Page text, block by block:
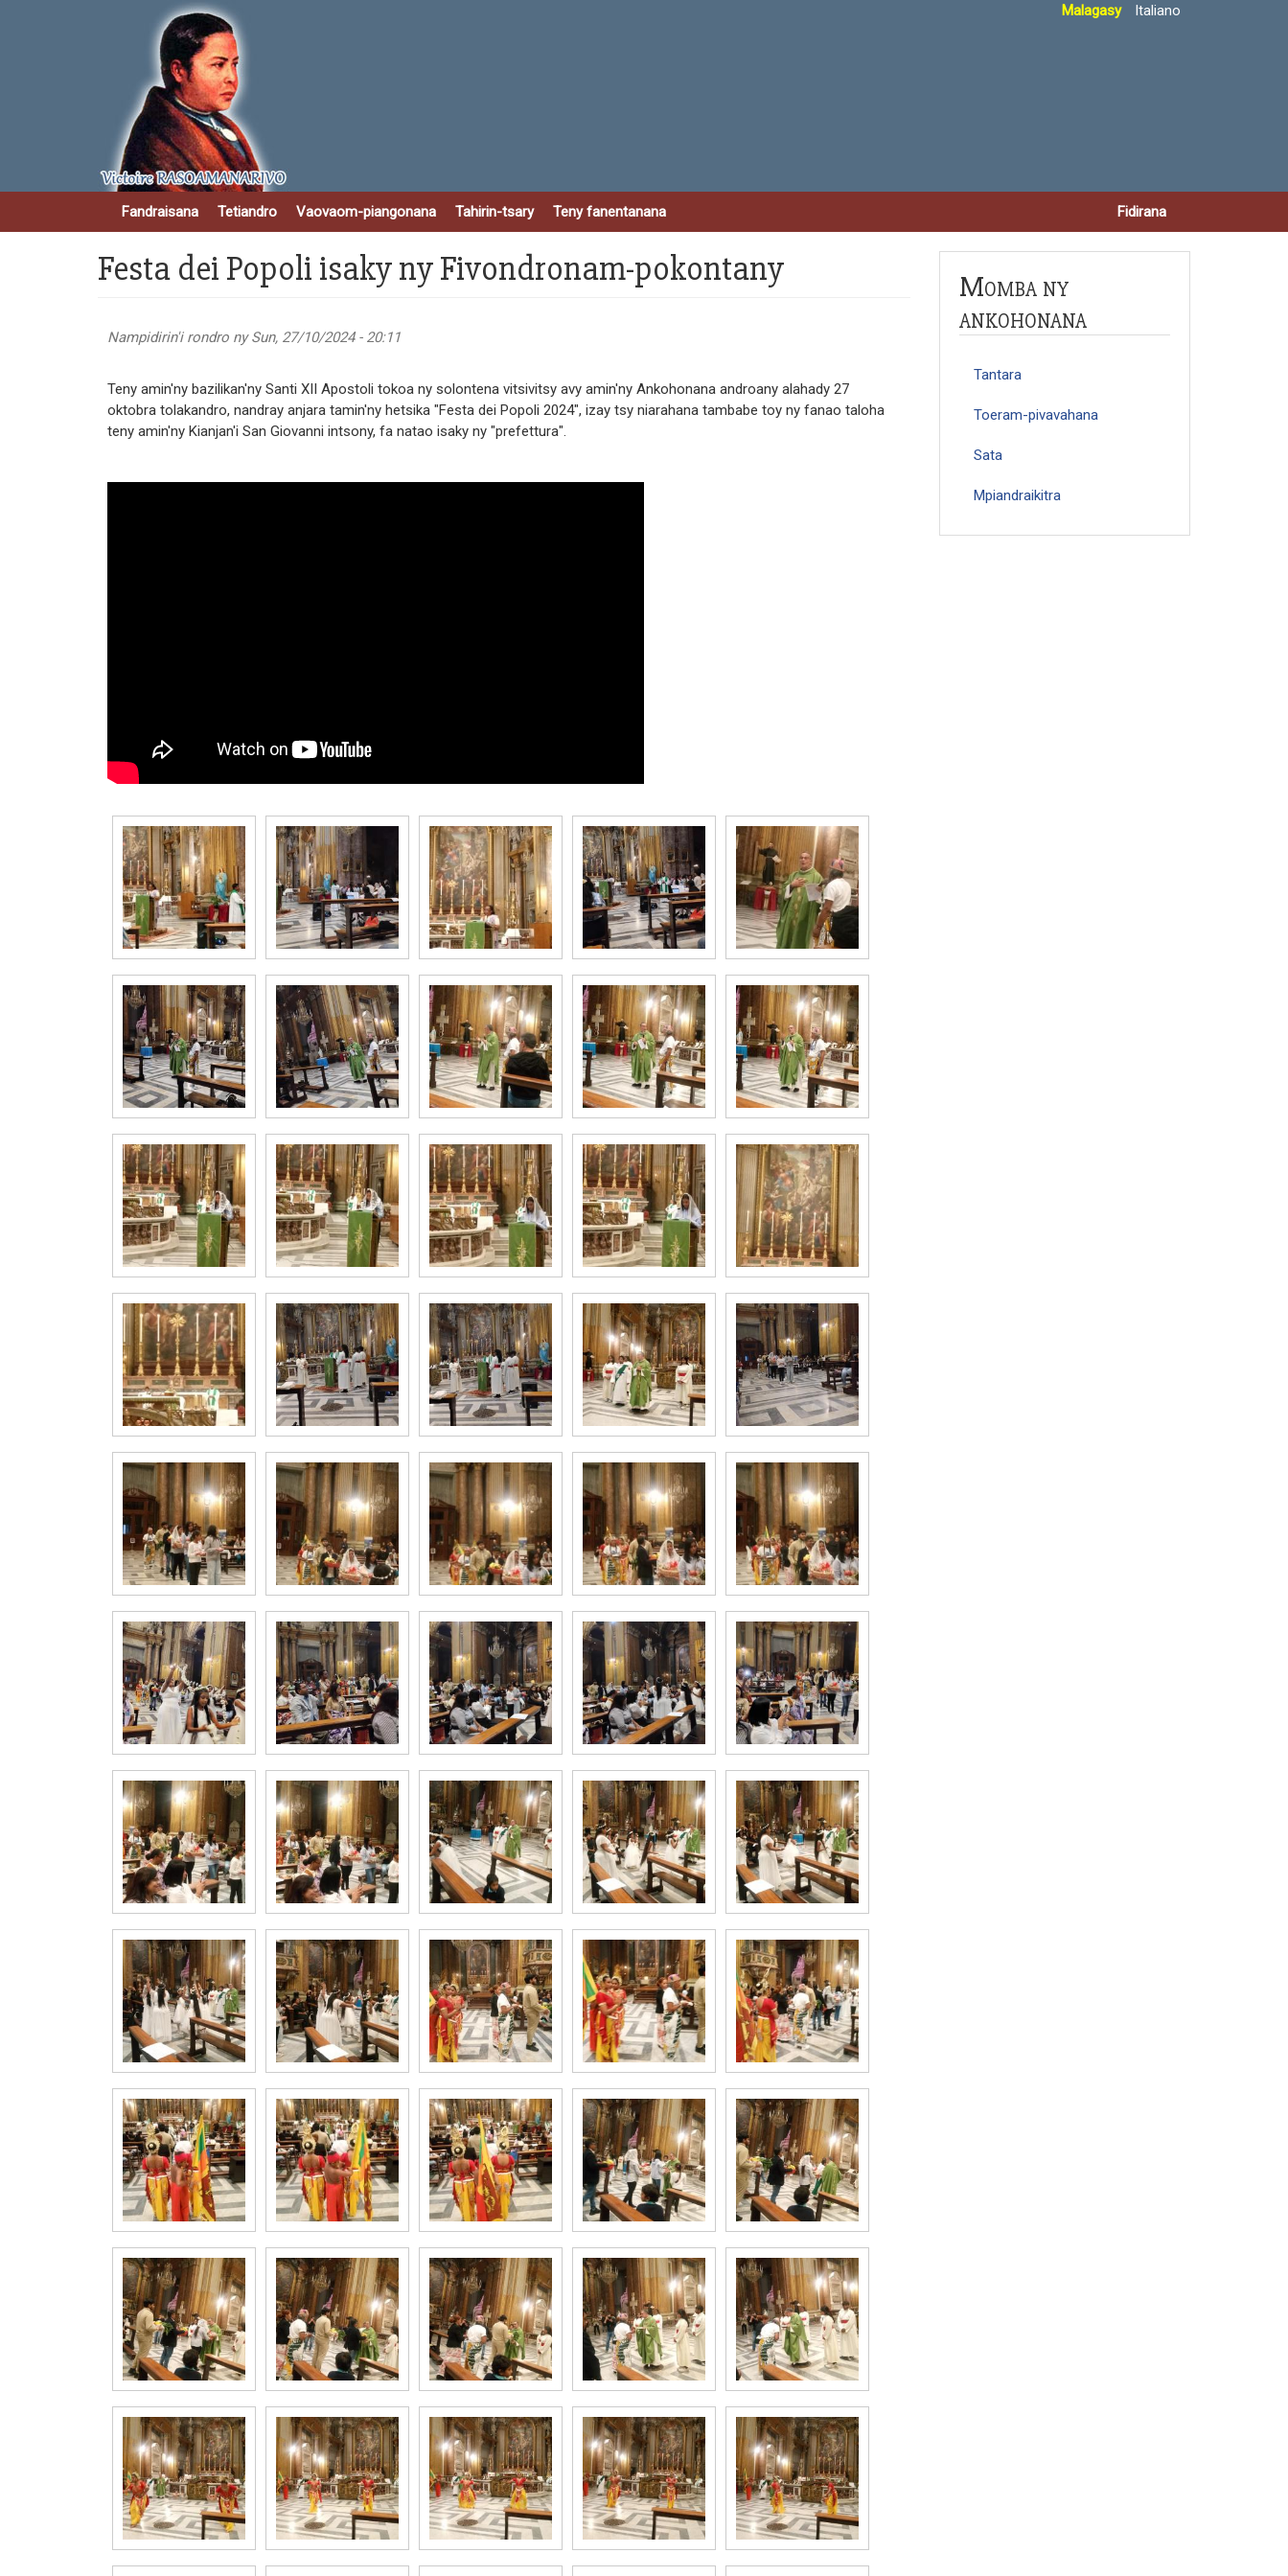
Malagasy Italiano
Fandraisana Tetiandro Vaovaom-piangonana Tahirin-tsary Teny fanentanana Fidirana
Festa dei Popoli isaky ny Fivondronam-pokontany
Nampidirin'i rondro ny Sun, 27/10/2024 - 20:11
Teny amin'ny bazilikan'ny Santi XII Apostoli tokoa ny solontena vitsivitsy avy amin'ny Ankohonana androany alahady 27
oktobra tolakandro, nandray anjara tamin'ny hetsika "Festa dei Popoli 2024", izay tsy niarahana tambabe toy ny fanao taloha
teny amin'ny Kianjan'i San Giovanni intsony, fa natao isaky ny "prefettura".
Momba ny
ankohonana
Tantara
Toeram-pivavahana
Sata
Mpiandraikitra